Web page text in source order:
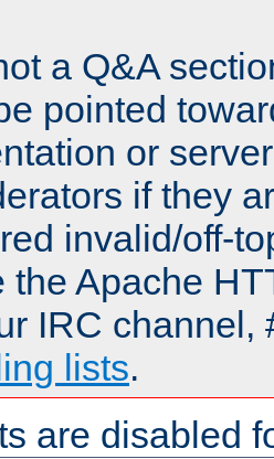
a Q&A
pointed
or
if they
invalid/off-
the Apache
IRC channel,
lists.
are disabled